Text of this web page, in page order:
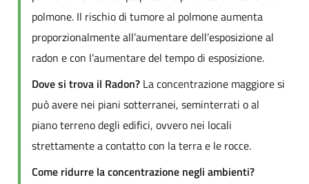
polmone. Il rischio di tumore al polmone aumenta
proporzionalmente all’aumentare dell’esposizione al
radon e con l’aumentare del tempo di esposizione.
Dove si trova il Radon? La concentrazione maggiore si
può avere nei piani sotterranei, seminterrati o al
piano terreno degli edifici, ovvero nei locali
strettamente a contatto con la terra e le rocce.
Come ridurre la concentrazione negli ambienti?